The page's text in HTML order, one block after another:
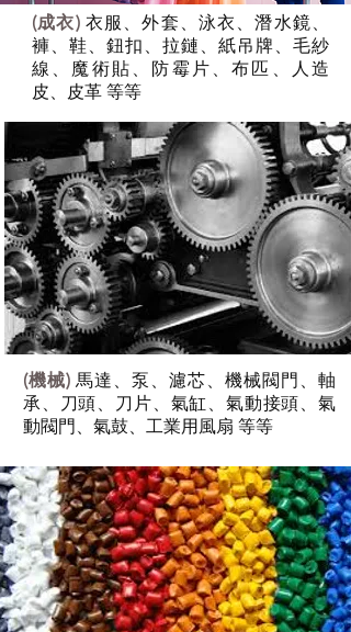
(成衣) 衣服、外套、泳衣、潛水鏡、
褲、鞋、鈕扣、拉鏈、紙吊牌、毛紗
線、魔術貼、防霉片、布匹、人造
皮、皮革 等等
(機械) 馬達、泵、濾芯、機械閥門、軸
承、刀頭、刀片、氣缸、氣動接頭、氣
動閥門、氣鼓、工業用風扇 等等